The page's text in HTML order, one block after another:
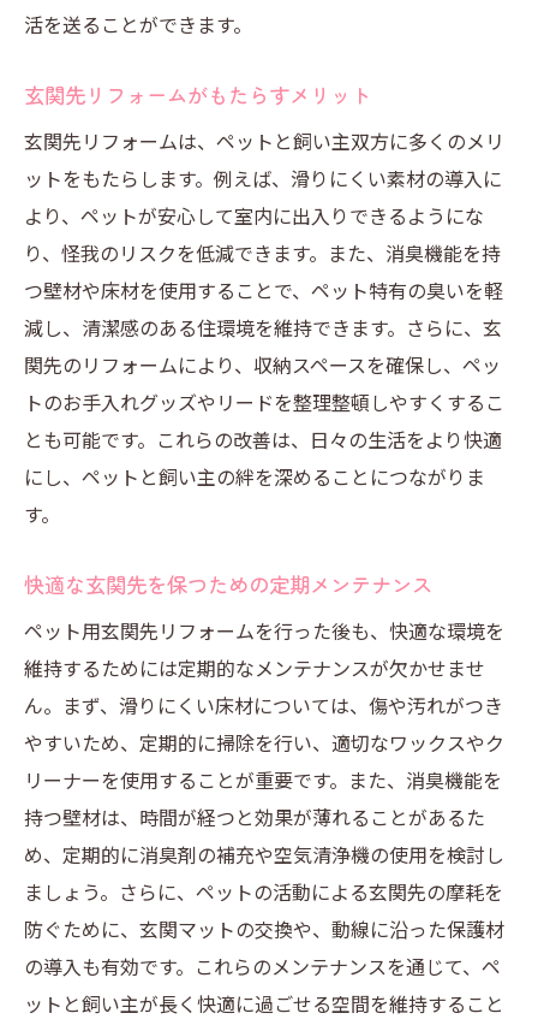
活を送ることができます。
玄関先リフォームがもたらすメリット
玄関先リフォームは、ペットと飼い主双方に多くのメリ
ットをもたらします。例えば、滑りにくい素材の導入に
より、ペットが安心して室内に出入りできるようにな
り、怪我のリスクを低減できます。また、消臭機能を持
つ壁材や床材を使用することで、ペット特有の臭いを軽
減し、清潔感のある住環境を維持できます。さらに、玄
関先のリフォームにより、収納スペースを確保し、ペッ
トのお手入れグッズやリードを整理整頓しやすくするこ
とも可能です。これらの改善は、日々の生活をより快適
にし、ペットと飼い主の絆を深めることにつながりま
す。
快適な玄関先を保つための定期メンテナンス
ペット用玄関先リフォームを行った後も、快適な環境を
維持するためには定期的なメンテナンスが欠かせませ
ん。まず、滑りにくい床材については、傷や汚れがつき
やすいため、定期的に掃除を行い、適切なワックスやク
リーナーを使用することが重要です。また、消臭機能を
持つ壁材は、時間が経つと効果が薄れることがあるた
め、定期的に消臭剤の補充や空気清浄機の使用を検討し
ましょう。さらに、ペットの活動による玄関先の摩耗を
防ぐために、玄関マットの交換や、動線に沿った保護材
の導入も有効です。これらのメンテナンスを通じて、ペ
ットと飼い主が長く快適に過ごせる空間を維持すること